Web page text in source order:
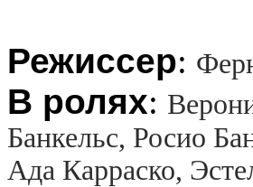
Режиссер:
В ролях:
Банкельс, Росио
Ада Карраско,